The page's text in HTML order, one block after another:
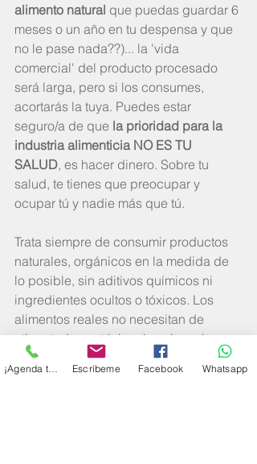
alimento natural que puedas guardar 6
meses o un año en tu despensa y que
no le pase nada??)... la 'vida
comercial' del producto procesado
será larga, pero si los consumes,
acortarás la tuya. Puedes estar
seguro/a de que la prioridad para la
industria alimenticia NO ES TU
SALUD, es hacer dinero. Sobre tu
salud, te tienes que preocupar y
ocupar tú y nadie más que tú.
Trata siempre de consumir productos
naturales, orgánicos en la medida de
lo posible, sin aditivos químicos ni
ingredientes ocultos o tóxicos. Los
alimentos reales no necesitan de
etiquetados nutricionales ni mucho
menos de campañas de marketing. Y
tu cuerpo realmente te lo va a
¡Agenda tu cita! Escríbeme Facebook Whatsapp